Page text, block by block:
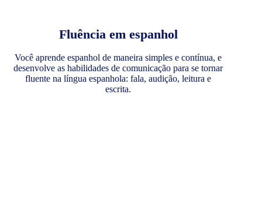
Fluência em espanhol
Você aprende espanhol de maneira simples e contínua, e
desenvolve as habilidades de comunicação para se tornar
fluente na língua espanhola: fala, audição, leitura e
escrita.